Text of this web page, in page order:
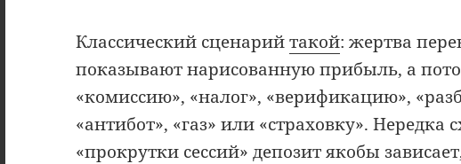
Классический сценарийтакой: жертва
показывают нарисованную прибыль, а
«комиссию», «налог», «верификацию»,
«антибот», «газ» или «страховку». Нередка
«прокрутки сессий» депозит якобы